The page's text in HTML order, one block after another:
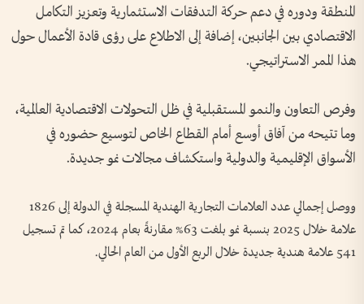
المنطقة ودوره في دعم حركة التدفقات الاستثمارية وتعزيز التكامل
الاقتصادي بين الجانبين، إضافة إلى الاطلاع على رؤى قادة الأعمال حول
هذا الممر الاستراتيجي.
وفرص التعاون والنمو المستقبلية في ظل التحولات الاقتصادية العالمية،
وما تتيحه من آفاق أوسع أمام القطاع الخاص لتوسيع حضوره في
الأسواق الإقليمية والدولية واستكشاف مجالات نمو جديدة.
ووصل إجمالي عدد العلامات التجارية الهندية المسجلة في الدولة إلى 1826
علامة خلال 2025 بنسبة نمو بلغت 63% مقارنةً بعام 2024، كما تم تسجيل
541 علامة هندية جديدة خلال الربع الأول من العام الحالي.